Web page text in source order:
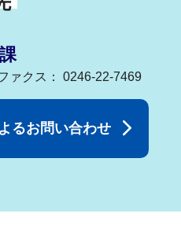
ァクス： 0246-22-7469
るお問い合わせ